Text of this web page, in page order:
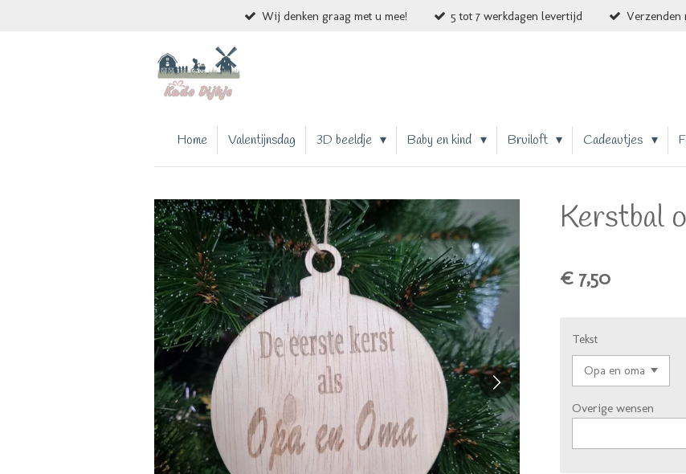
Wij denken graag met u mee! 5 tot 7 werkdagen levertijd Verzenden
Home Valentijnsdag 3D beeldje Baby en kind Bruiloft Cadeautjes
Kerstbal
€ 7,50
Tekst
Overige wensen